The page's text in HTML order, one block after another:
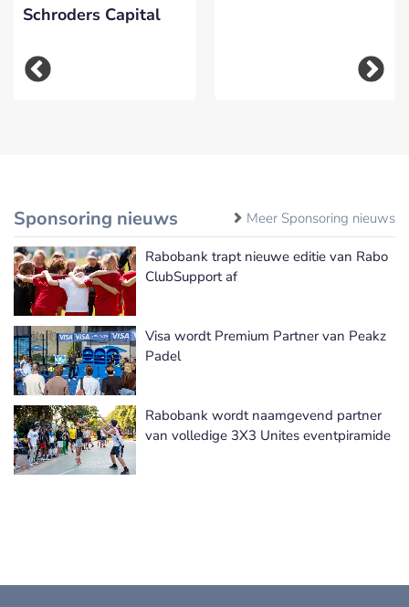
Schroders Capital
Sponsoring nieuws Meer Sponsoring nieuws
Rabobank trapt nieuwe editie van Rabo
ClubSupport af
Visa wordt Premium Partner van Peakz
Padel
Rabobank wordt naamgevend partner
van volledige 3X3 Unites eventpiramide